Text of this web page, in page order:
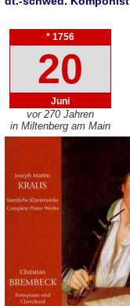
* 1756
20
Juni
vor 270 Jahren
in Miltenberg am Main